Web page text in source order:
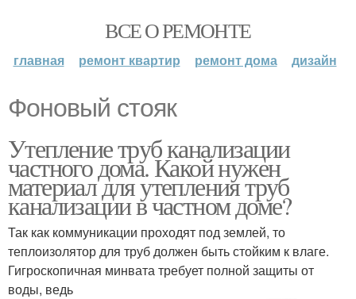
ВСЕ О РЕМОНТЕ
главная ремонт квартир ремонт дома дизайн
Фоновый стояк
Утепление труб канализации
частного дома. Какой нужен
материал для утепления труб
канализации в частном доме?
Так как коммуникации проходят под землей, то
теплоизолятор для труб должен быть стойким к влаге.
Гигроскопичная минвата требует полной защиты от
воды, ведь